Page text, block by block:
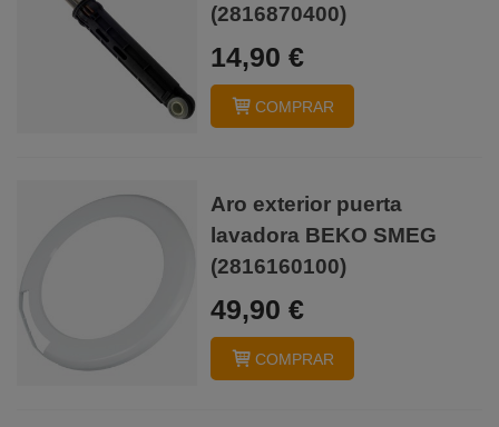
(2816870400)
14,90 €
COMPRAR
Aro exterior puerta
lavadora BEKO SMEG
(2816160100)
49,90 €
COMPRAR